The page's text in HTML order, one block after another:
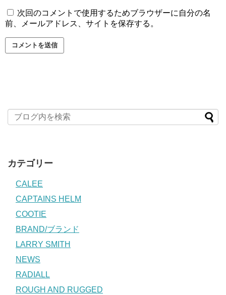
次回のコメントで使用するためブラウザーに自分の名
前、メールアドレス、サイトを保存する。
カテゴリー
CALEE
CAPTAINS HELM
COOTIE
BRAND/ブランド
LARRY SMITH
NEWS
RADIALL
ROUGH AND RUGGED